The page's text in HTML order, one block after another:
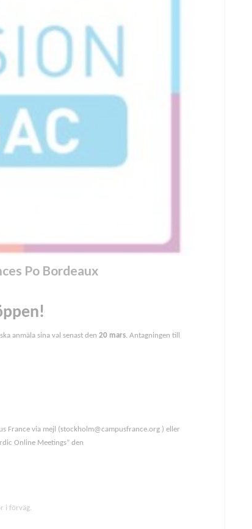
Po Bordeaux
!
anmäla sina val senast den 20 mars. Antagningen till
France via mejl (stockholm@campusfrance.org ) eller
Online Meetings” den
i förväg.